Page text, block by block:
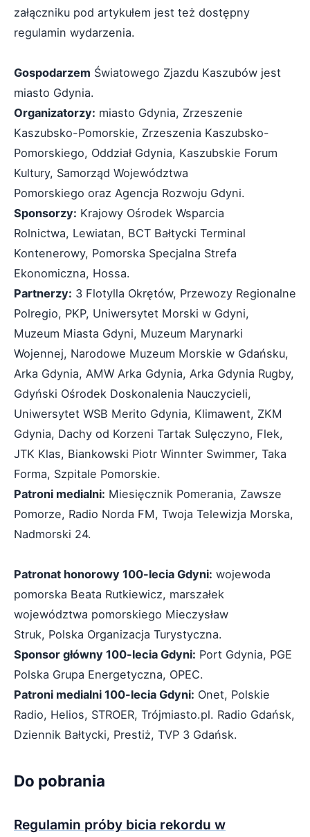
załączniku pod artykułem jest też dostępny
regulamin wydarzenia.
Gospodarzem Światowego Zjazdu Kaszubów jest
miasto Gdynia.
Organizatorzy: miasto Gdynia, Zrzeszenie
Kaszubsko-Pomorskie, Zrzeszenia Kaszubsko-
Pomorskiego, Oddział Gdynia, Kaszubskie Forum
Kultury, Samorząd Województwa
Pomorskiego oraz Agencja Rozwoju Gdyni.
Sponsorzy: Krajowy Ośrodek Wsparcia
Rolnictwa, Lewiatan, BCT Bałtycki Terminal
Kontenerowy, Pomorska Specjalna Strefa
Ekonomiczna, Hossa.
Partnerzy: 3 Flotylla Okrętów, Przewozy Regionalne
Polregio, PKP, Uniwersytet Morski w Gdyni,
Muzeum Miasta Gdyni, Muzeum Marynarki
Wojennej, Narodowe Muzeum Morskie w Gdańsku,
Arka Gdynia, AMW Arka Gdynia, Arka Gdynia Rugby,
Gdyński Ośrodek Doskonalenia Nauczycieli,
Uniwersytet WSB Merito Gdynia, Klimawent, ZKM
Gdynia, Dachy od Korzeni Tartak Sulęczyno, Flek,
JTK Klas, Biankowski Piotr Winnter Swimmer, Taka
Forma, Szpitale Pomorskie.
Patroni medialni: Miesięcznik Pomerania, Zawsze
Pomorze, Radio Norda FM, Twoja Telewizja Morska,
Nadmorski 24.
Patronat honorowy 100-lecia Gdyni: wojewoda
pomorska Beata Rutkiewicz, marszałek
województwa pomorskiego Mieczysław
Struk, Polska Organizacja Turystyczna.
Sponsor główny 100-lecia Gdyni: Port Gdynia, PGE
Polska Grupa Energetyczna, OPEC.
Patroni medialni 100-lecia Gdyni: Onet, Polskie
Radio, Helios, STROER, Trójmiasto.pl. Radio Gdańsk,
Dziennik Bałtycki, Prestiż, TVP 3 Gdańsk.
Do pobrania
Regulamin próby bicia rekordu w